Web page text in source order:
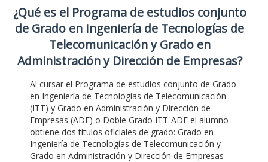
¿Qué es el Programa de estudios conjunto
de Grado en Ingeniería de Tecnologías de
Telecomunicación y Grado en
Administración y Dirección de Empresas?
Al cursar el Programa de estudios conjunto de Grado
en Ingeniería de Tecnologías de Telecomunicación
(ITT) y Grado en Administración y Dirección de
Empresas (ADE) o Doble Grado ITT-ADE el alumno
obtiene dos títulos oficiales de grado: Grado en
Ingeniería de Tecnologías de Telecomunicación y
Grado en Administración y Dirección de Empresas